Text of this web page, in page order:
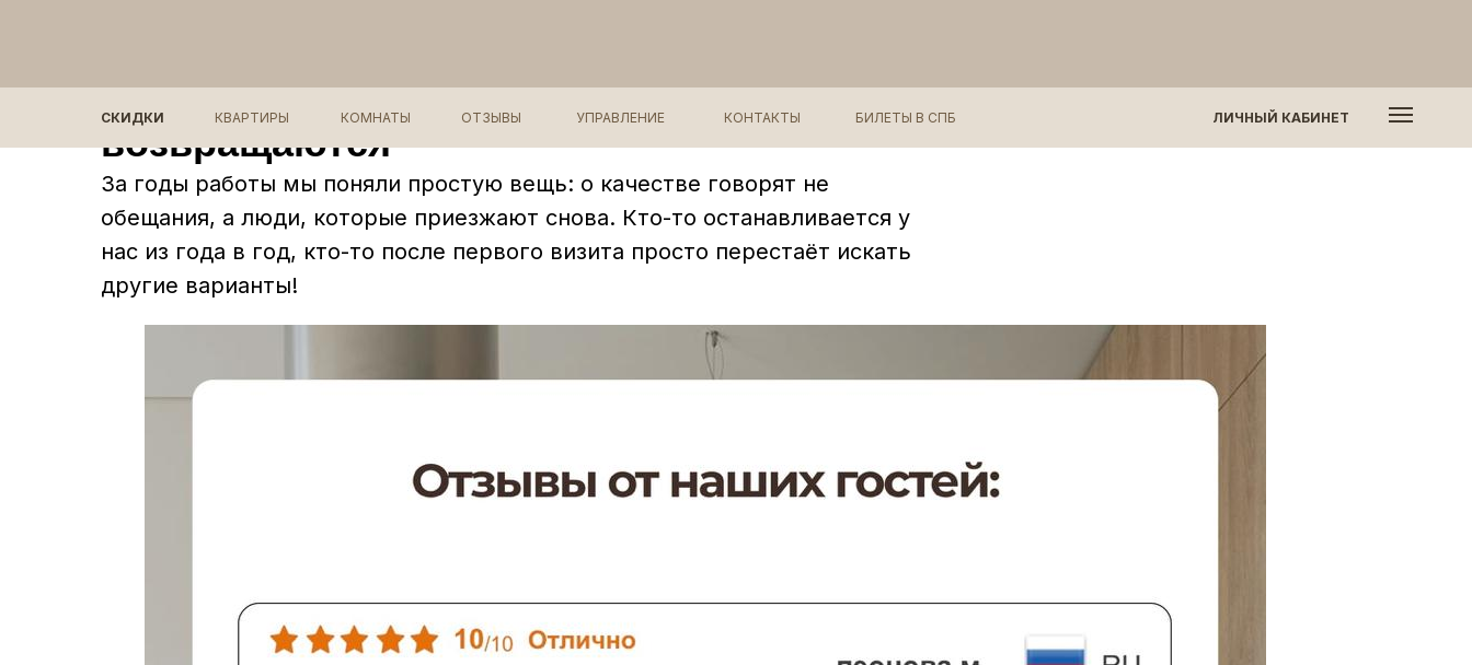
КОНТАКТЫ БИЛЕТЫ В СПБ
УПРАВЛЕНИЕ
ОТЗЫВЫ
КОМНАТЫ
КВАРТИРЫ
СКИДКИ ЛИЧНЫЙ КАБИНЕТ
Лучшая реклама - это гости, которые
возвращаются
За годы работы мы поняли простую вещь: о качестве говорят не
обещания, а люди, которые приезжают снова. Кто-то останавливается у
нас из года в год, кто-то после первого визита просто перестаёт искать
другие варианты!